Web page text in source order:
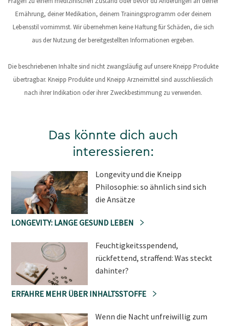
Ernährung, deiner Medikation, deinem Trainingsprogramm oder deinem
Lebensstil vornimmst. Wir übernehmen keine Haftung für Schäden, die sich
aus der Nutzung der bereitgestellten Informationen ergeben.
Die beschriebenen Inhalte sind nicht zwangsläufig auf unsere Kneipp Produkte
übertragbar. Kneipp Produkte und Kneipp Arzneimittel sind ausschliesslich
nach ihrer Indikation oder ihrer Zweckbestimmung zu verwenden.
Das könnte dich auch
interessieren:
Longevity und die Kneipp
Philosophie: so ähnlich sind sich
die Ansätze
LONGEVITY: LANGE GESUND LEBEN
Feuchtigkeitsspendend,
rückfettend, straffend: Was steckt
dahinter?
ERFAHRE MEHR ÜBER INHALTSSTOFFE
Wenn die Nacht unfreiwillig zum